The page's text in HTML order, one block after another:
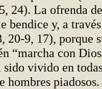
5, 24). La ofrenda
bendice y, a
20-9, 17), porque
“marcha con
sido vivido en
hombres piadosos.